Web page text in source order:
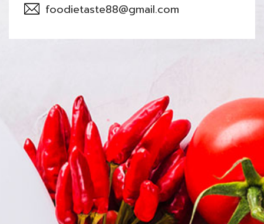
foodietaste88@gmail.com